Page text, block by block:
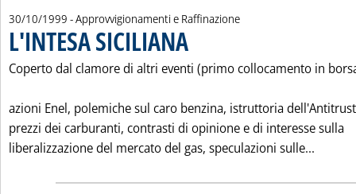
30/10/1999 - Approvvigionamenti e Raffinazione
L'INTESA SICILIANA
Coperto dal clamore di altri eventi (primo collocamento in
azioni Enel, polemiche sul caro benzina, istruttoria
prezzi dei carburanti, contrasti di opinione e di interesse sulla
liberalizzazione del mercato del gas, speculazioni sulle...